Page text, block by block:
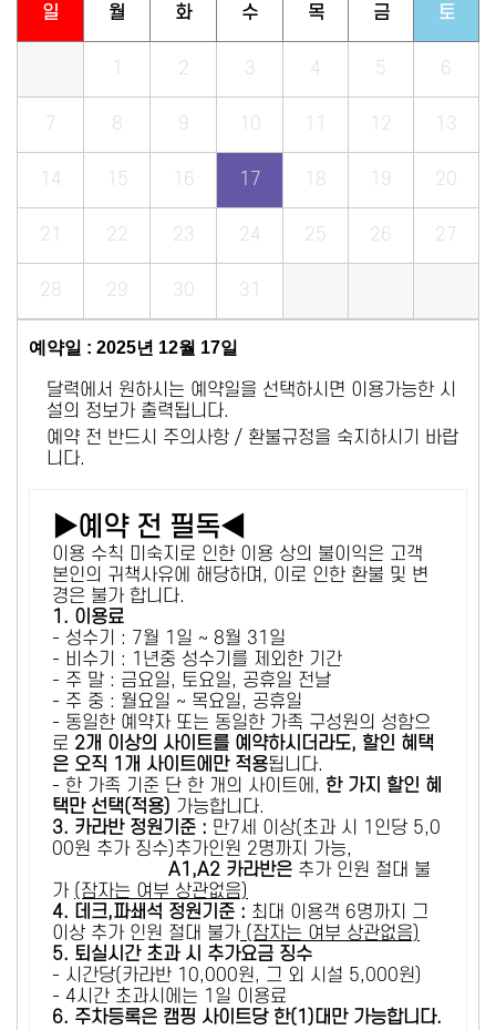
일 월 화 수 목 금 토
1 2 3 4 5 6
7 8 9 10 11 12 13
14 15 16 17 18 19 20
21 22 23 24 25 26 27
28 29 30 31
예약일 : 2025년 12월 17일
달력에서 원하시는 예약일을 선택하시면 이용가능한 시
설의 정보가 출력됩니다.
예약 전 반드시 주의사항 / 환불규정을 숙지하시기 바랍
니다.
▶예약 전 필독◀
이용 수칙 미숙지로 인한 이용 상의 불이익은 고객
본인의 귀책사유에 해당하며, 이로 인한 환불 및 변
경은 불가 합니다.
1. 이용료
- 성수기 : 7월 1일 ~ 8월 31일
- 비수기 : 1년중 성수기를 제외한 기간
- 주 말 : 금요일, 토요일, 공휴일 전날
- 주 중 : 월요일 ~ 목요일, 공휴일
- 동일한 예약자 또는 동일한 가족 구성원의 성함으
로 2개 이상의 사이트를 예약하시더라도, 할인 혜택
은 오직 1개 사이트에만 적용됩니다.
- 한 가족 기준 단 한 개의 사이트에, 한 가지 할인 혜
택만 선택(적용) 가능합니다.
3. 카라반 정원기준 : 만7세 이상(초과 시 1인당 5,0
00원 추가 징수)추가인원 2명까지 가능,
A1,A2 카라반은 추가 인원 절대 불
가 (잠자는 여부 상관없음)
4. 데크,파쇄석 정원기준 : ​최대 이용객 6명까지 그
이상 추가 인원 절대 불가 (잠자는 여부 상관없음)
5. 퇴실시간 초과 시 추가요금 징수
- 시간당(카라반 10,000원, 그 외 시설 5,000원)
- 4시간 초과시에는 1일 이용료
6. 주차등록은 캠핑 사이트당 한(1)대만 가능합니다.